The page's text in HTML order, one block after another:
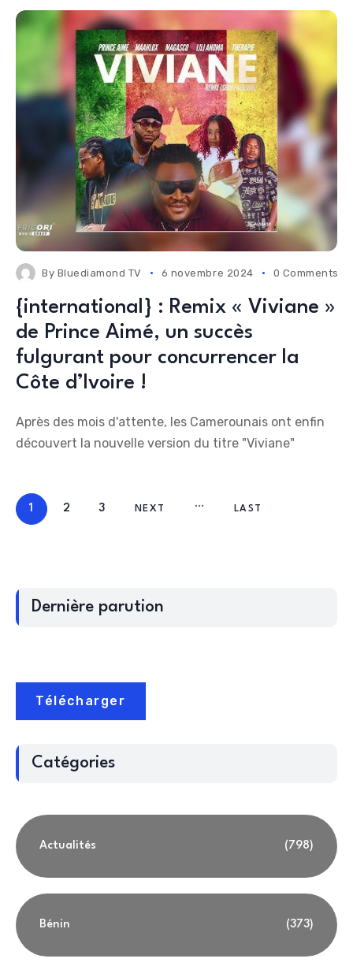
By Bluediamond TV 6 novembre 2024 0 Comments
{international} : Remix « Viviane »
de Prince Aimé, un succès
fulgurant pour concurrencer la
Côte d’Ivoire !
Après des mois d'attente, les Camerounais ont enfin
découvert la nouvelle version du titre "Viviane"
1 2 3 NEXT LAST
Dernière parution
Télécharger
Catégories
Actualités (798)
Bénin (373)